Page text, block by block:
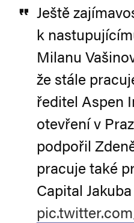
Ještě
k
Milanu
že stále
ředitel Aspen
otevření v
podpořil
pracuje také
Capital